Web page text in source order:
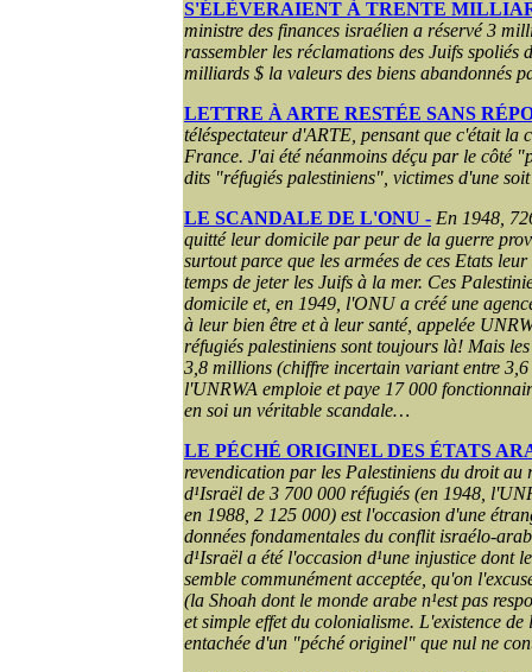
S'ÉLÈVERAIENT À TRENTE
ministre des finances israélien a réservé 3
rassembler les réclamations des Juifs spoliés
milliards $ la valeurs des biens abandonnés
LETTRE À ARTE RESTÉE SANS
téléspectateur d'ARTE, pensant que c'était la
France. J'ai été néanmoins déçu par le côté
dits "réfugiés palestiniens", victimes d'une
LE SCANDALE DE L'ONU - En 1948,
quitté leur domicile par peur de la guerre
surtout parce que les armées de ces Etats
temps de jeter les Juifs à la mer. Ces
domicile et, en 1949, l'ONU a créé une
à leur bien être et à leur santé, appelée
réfugiés palestiniens sont toujours là! Mais
3,8 millions (chiffre incertain variant entre 3,6
l'UNRWA emploie et paye 17 000
en soi un véritable scandale…
LE PÉCHÉ ORIGINEL DES ÉTATS
revendication par les Palestiniens du droit
d¹Israël de 3 700 000 réfugiés (en 1948,
en 1988, 2 125 000) est l'occasion d'une
données fondamentales du conflit israélo-
d¹Israël a été l'occasion d¹une injustice dont
semble communément acceptée, qu'on
(la Shoah dont le monde arabe n¹est pas
et simple effet du colonialisme. L'existence
entachée d'un "péché originel" que nul ne